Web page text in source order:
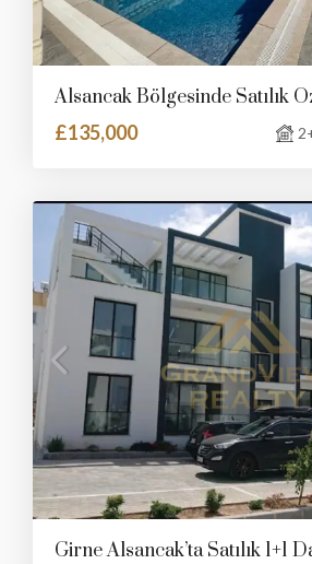
£135,000
Girne Alsancak’ta Satılık 1+1